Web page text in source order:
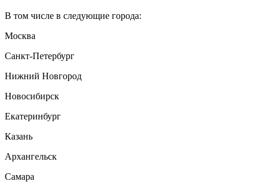
В том числе в следующие города:
Москва
Санкт-Петербург
Нижний Новгород
Новосибирск
Екатеринбург
Казань
Архангельск
Самара